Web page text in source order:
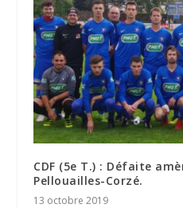
CDF (5e T.) : Défaite
Pellouailles-Corzé.
13 octobre 2019